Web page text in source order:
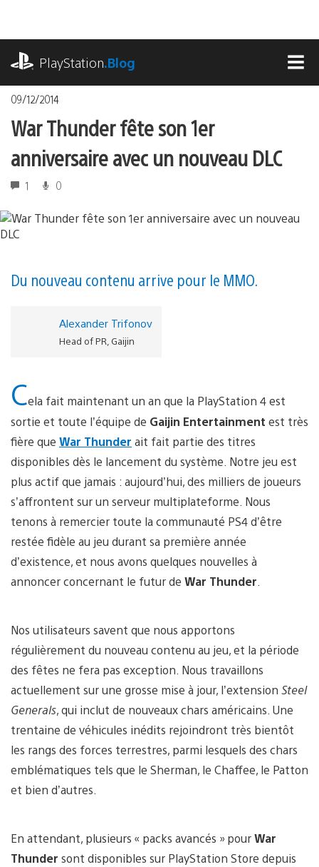
contenu
PlayStation.Blog
09/12/2014
War Thunder fête son 1er
anniversaire avec un nouveau DLC
1 0
Du nouveau contenu arrive pour le MMO.
Alexander Trifonov
Head of PR, Gaijin
Cela fait maintenant un an que la PlayStation 4 est
sortie et toute l’équipe de Gaijin Entertainment est très
fière que War Thunder ait fait partie des titres
disponibles dès le lancement du système. Notre jeu est
plus actif que jamais : aujourd’hui, des milliers de joueurs
s’affrontent sur un serveur multiplateforme. Nous
tenons à remercier toute la communauté PS4 d’être
restée fidèle au jeu durant sa première année
d’existence, et nous avons quelques nouvelles à
annoncer concernant le futur de War Thunder
Nos utilisateurs savent que nous apportons
régulièrement du nouveau contenu au jeu, et la période
des fêtes ne fera pas exception. Nous travaillons
actuellement sur une grosse mise à jour, l’extension Steel
Generals, qui inclut de nouveaux chars américains. Une
trentaine de véhicules inédits rejoindront très bientôt
les rangs des forces terrestres, parmi lesquels des chars
emblématiques tels que le Sherman, le Chaffee, le Patton
et bien d’autres.
En attendant, plusieurs « packs avancés » pourWar
Thunder sont disponibles sur PlayStation Store depuis